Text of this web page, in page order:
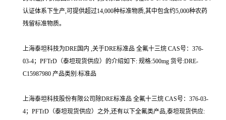
认证体系下生产,可提供超过14,000种标准物质,其中包含约5,000种农药
残留标准物质。
上海泰坦科技为DRE国内 ,关于DRE标准品 全氟十三烷 CAS号：376-
03-4；PFTrD（泰坦现货供应）的介绍如下: 规格:500mg 货号:DRE-
C15987980 产品类别:标准品
上海泰坦科技股份有限公司除DRE标准品 全氟十三烷 CAS号：376-03-
4；PFTrD（泰坦现货供应）之外,还有以下全氟类产品,泰坦现货供应: